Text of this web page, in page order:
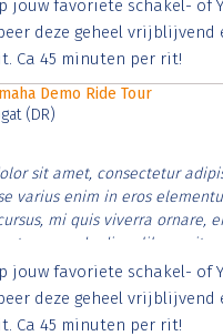
ut sem vitae risus tristique
jouw favoriete schakel- of
deze geheel vrijblijvend
Ca 45 minuten per rit!
Demo Ride Tour
(DR)
sit amet, consectetur
varius enim in eros
mi quis viverra ornare,
ut commodo diam libero vitae
nibh et justo cursus id rutrum
ut sem vitae risus tristique
jouw favoriete schakel- of
deze geheel vrijblijvend
Ca 45 minuten per rit!